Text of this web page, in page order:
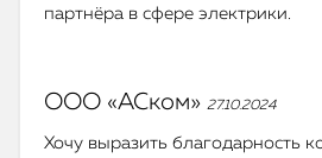
партнёра в сфере электрики.
ООО «АСком» 27.10.2024
Хочу выразить благодарность